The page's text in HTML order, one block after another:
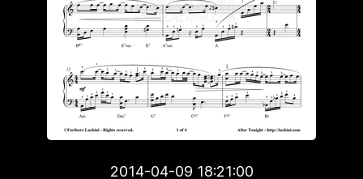
2014-04-09 18:21:00